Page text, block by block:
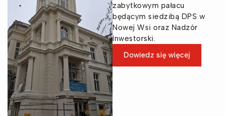
zabytkowym pałacu
będącym siedzibą DPS w
Nowej Wsi oraz Nadzór
Inwestorski.
Dowiedz się więcej